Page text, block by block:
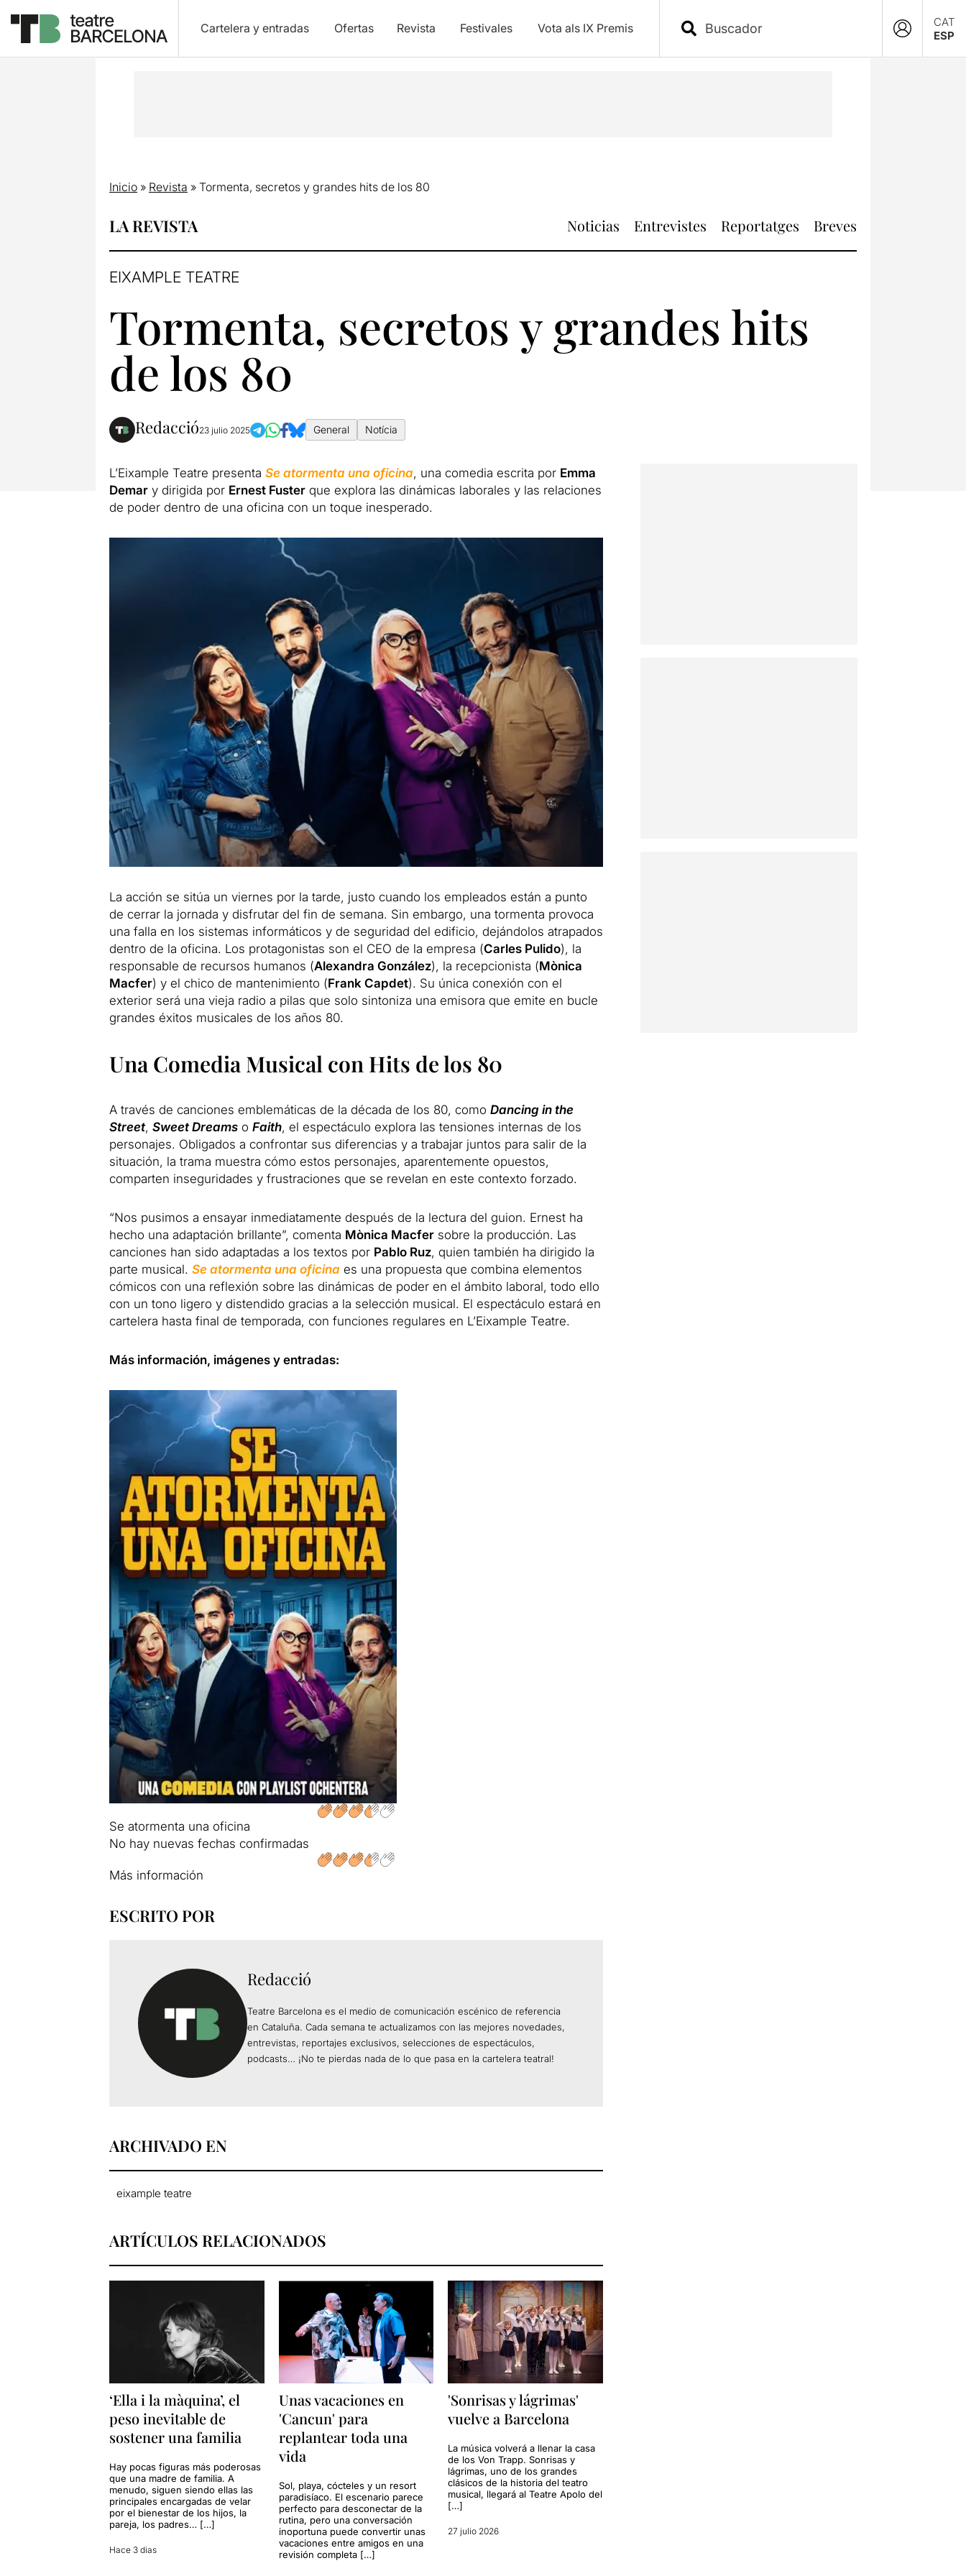
Cartelera y entradas Ofertas Revista Festivales Vota als IX Premis
CAT
ESP
Inicio» Revista » Tormenta, secretos y grandes hits de los 80
LA REVISTA Noticias Entrevistes Reportatges Breves
EIXAMPLE TEATRE
Tormenta, secretos y grandes hits
de los 80
Redacció23 julio 2025 General Notícia
L’Eixample Teatre presenta Se atormenta una oficina, una comedia escrita por Emma
Demary dirigida por Ernest Fusterque explora las dinámicas laborales y las relaciones
de poder dentro de una oficina con un toque inesperado.
La acción se sitúa un viernes por la tarde, justo cuando los empleados están a punto
de cerrar la jornada y disfrutar del fin de semana. Sin embargo, una tormenta provoca
una falla en los sistemas informáticos y de seguridad del edificio, dejándolos atrapados
dentro de la oficina. Los protagonistas son el CEO de la empresa (Carles Pulido), la
responsable de recursos humanos (Alexandra González), la recepcionista (Mònica
Macfer) y el chico de mantenimiento (Frank Capdet). Su única conexión con el
exterior será una vieja radio a pilas que solo sintoniza una emisora que emite en bucle
grandes éxitos musicales de los años 80.
Una Comedia Musical con Hits de los 80
A través de canciones emblemáticas de la década de los 80, como Dancing in the
Street, Sweet Dreamso Faith, el espectáculo explora las tensiones internas de los
personajes. Obligados a confrontar sus diferencias y a trabajar juntos para salir de la
situación, la trama muestra cómo estos personajes, aparentemente opuestos,
comparten inseguridades y frustraciones que se revelan en este contexto forzado.
“Nos pusimos a ensayar inmediatamente después de la lectura del guion. Ernest ha
hecho una adaptación brillante”, comenta Mònica Macfersobre la producción. Las
canciones han sido adaptadas a los textos por Pablo Ruz, quien también ha dirigido la
parte musical. Se atormenta una oficina es una propuesta que combina elementos
cómicos con una reflexión sobre las dinámicas de poder en el ámbito laboral, todo ello
con un tono ligero y distendido gracias a la selección musical. El espectáculo estará en
cartelera hasta final de temporada, con funciones regulares en L’Eixample Teatre.
Más información, imágenes y entradas:
Se atormenta una oficina
No hay nuevas fechas confirmadas
Más información
ESCRITO POR
Redacció
Teatre Barcelona es el medio de comunicación escénico de referencia
en Cataluña. Cada semana te actualizamos con las mejores novedades,
entrevistas, reportajes exclusivos, selecciones de espectáculos,
podcasts… ¡No te pierdas nada de lo que pasa en la cartelera teatral!
ARCHIVADO EN
eixample teatre
ARTÍCULOS RELACIONADOS
‘Ella i la màquina’, el
peso inevitable de
sostener una familia
Hay pocas figuras más poderosas
que una madre de familia. A
menudo, siguen siendo ellas las
principales encargadas de velar
por el bienestar de los hijos, la
pareja, los padres… […]
Hace 3 dias
Unas vacaciones en
'Cancun' para
replantear toda una
vida
Sol, playa, cócteles y un resort
paradisíaco. El escenario parece
perfecto para desconectar de la
rutina, pero una conversación
inoportuna puede convertir unas
vacaciones entre amigos en una
revisión completa […]
'Sonrisas y lágrimas'
vuelve a Barcelona
La música volverá a llenar la casa
de los Von Trapp. Sonrisas y
lágrimas, uno de los grandes
clásicos de la historia del teatro
musical, llegará al Teatre Apolo del
[…]
27 julio 2026